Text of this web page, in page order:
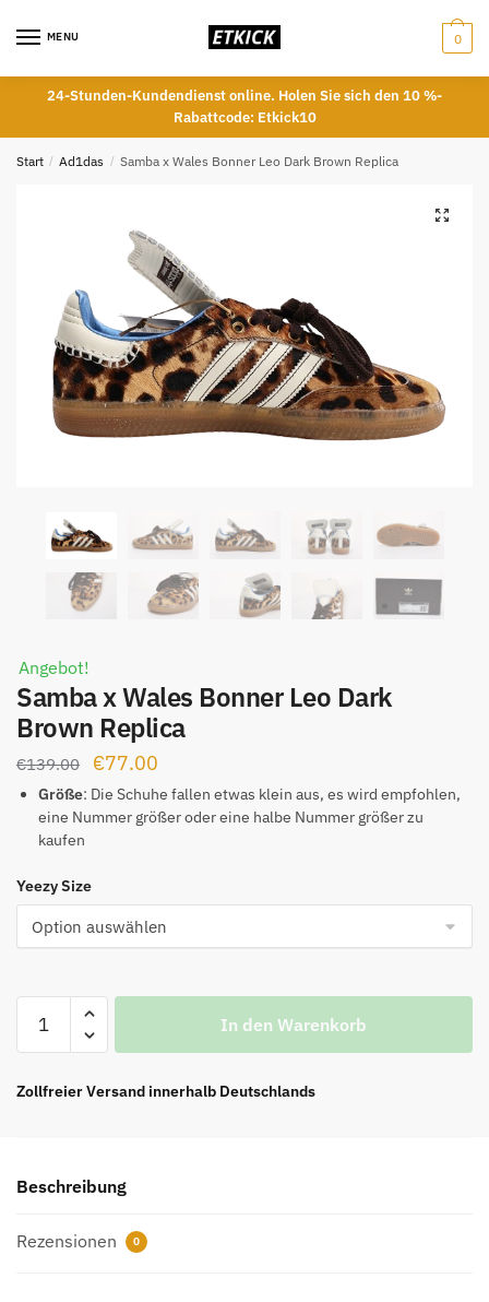
MENU 0
24-Stunden-Kundendienst online. Holen Sie sich den 10 %-
Rabattcode: Etkick10
Start / Ad1das / Samba x Wales Bonner Leo Dark Brown Replica
Angebot!
Samba x Wales Bonner Leo Dark
Brown Replica
€139.00
Ursprünglicher
Preis
war:
€77.00
Preis
ist:
Größe: Die Schuhe fallen etwas klein aus, es wird empfohlen,
eine Nummer größer oder eine halbe Nummer größer zu
kaufen
Yeezy Size
Bonner
Replica
In den Warenkorb
Zollfreier Versand innerhalb Deutschlands
Beschreibung
Rezensionen 0